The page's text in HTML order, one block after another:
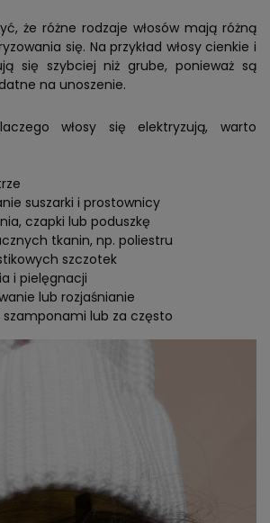
że różne rodzaje włosów mają różną
się. Na przykład włosy cienkie i
się szybciej niż grube, ponieważ są
na unoszenie.
włosy się elektryzują, warto
suszarki i prostownicy
czapki lub poduszkę
tkanin, np. poliestru
szczotek
i pielęgnacji
lub rozjaśnianie
lub za często